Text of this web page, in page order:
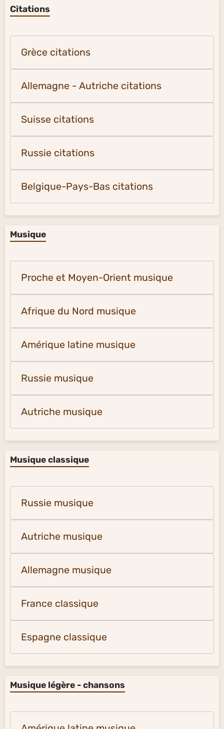
Citations
Grèce citations
Allemagne - Autriche citations
Suisse citations
Russie citations
Belgique-Pays-Bas citations
Musique
Proche et Moyen-Orient musique
Afrique du Nord musique
Amérique latine musique
Russie musique
Autriche musique
Musique classique
Russie musique
Autriche musique
Allemagne musique
France classique
Espagne classique
Musique légère - chansons